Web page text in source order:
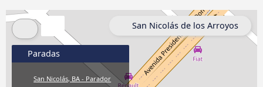
Paradas
San Nicolás, BA - Parador
San Nicolás de los Arroyos